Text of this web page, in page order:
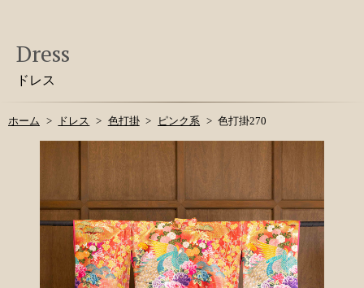
Dress
ドレス
ホーム ドレス 色打掛 ピンク系 色打掛270